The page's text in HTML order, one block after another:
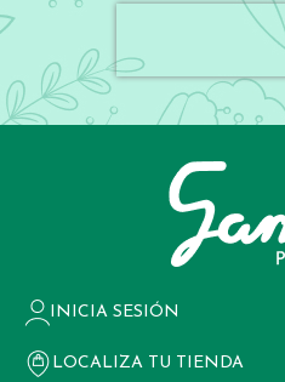
INICIA SESIÓN
LOCALIZA TU TIENDA